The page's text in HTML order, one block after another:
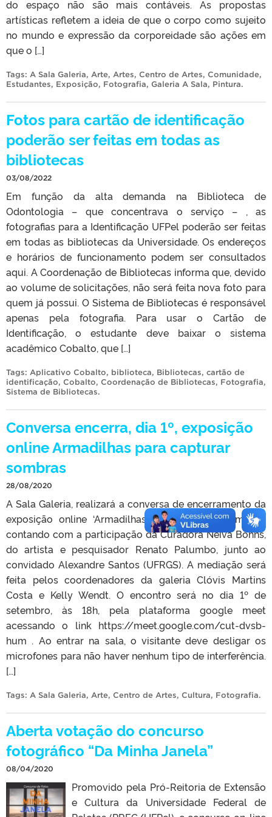
do espaço não são mais contáveis. As propostas
artísticas refletem a ideia de que o corpo como sujeito
no mundo e expressão da corporeidade são ações em
que o […]
Tags: A Sala Galeria, Arte, Artes, Centro de Artes, Comunidade,
Estudantes, Exposição, Fotografia, Galeria A Sala, Pintura.
Fotos para cartão de identificação
poderão ser feitas em todas as
bibliotecas
03/08/2022
Em função da alta demanda na Biblioteca de
Odontologia – que concentrava o serviço – , as
fotografias para a Identificação UFPel poderão ser feitas
em todas as bibliotecas da Universidade. Os endereços
e horários de funcionamento podem ser consultados
aqui. A Coordenação de Bibliotecas informa que, devido
ao volume de solicitações, não será feita nova foto para
quem já possui. O Sistema de Bibliotecas é responsável
apenas pela fotografia. Para usar o Cartão de
Identificação, o estudante deve baixar o sistema
acadêmico Cobalto, que […]
Tags: Aplicativo Cobalto, biblioteca, Bibliotecas, cartão de
identificação, Cobalto, Coordenação de Bibliotecas, Fotografia,
Sistema de Bibliotecas.
Conversa encerra, dia 1º, exposição
online Armadilhas para capturar
sombras
28/08/2020
A Sala Galeria, realizará a conversa de encerramento da
exposição online ‘Armadilhas para capturar sombras’,
contando com a participação da Curadora Neiva Bohns,
do artista e pesquisador Renato Palumbo, junto ao
convidado Alexandre Santos (UFRGS). A mediação será
feita pelos coordenadores da galeria Clóvis Martins
Costa e Kelly Wendt. O encontro será no dia 1º de
setembro, às 18h, pela plataforma google meet
acessando o link https://meet.google.com/cut-dvsb-
hum . Ao entrar na sala, o visitante deve desligar os
microfones para não haver nenhum tipo de interferência.
[…]
Tags: A Sala Galeria, Arte, Centro de Artes, Cultura, Fotografia.
Aberta votação do concurso
fotográfico “Da Minha Janela”
08/04/2020
Promovido pela Pró-Reitoria de Extensão
e Cultura da Universidade Federal de